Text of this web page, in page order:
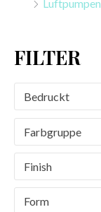
Luftpumpen
FILTER
Bedruckt
Farbgruppe
Finish
Form